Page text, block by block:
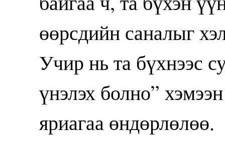
өөрсдийн саналыг
Учир нь та бүхнээс
үнэлэх болно”
яриагаа өндөрлөлөө.